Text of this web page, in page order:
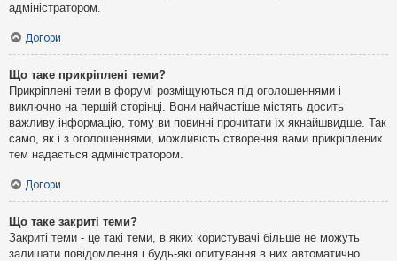
адміністратором.
Догори
Що таке прикріплені теми?
Прикріплені теми в форумі розміщуються під оголошеннями і
виключно на першій сторінці. Вони найчастіше містять досить
важливу інформацію, тому ви повинні прочитати їх якнайшвидше. Так
само, як і з оголошеннями, можливість створення вами прикріплених
тем надається адміністратором.
Догори
Що таке закриті теми?
Закриті теми - це такі теми, в яких користувачі більше не можуть
залишати повідомлення і будь-які опитування в них автоматично